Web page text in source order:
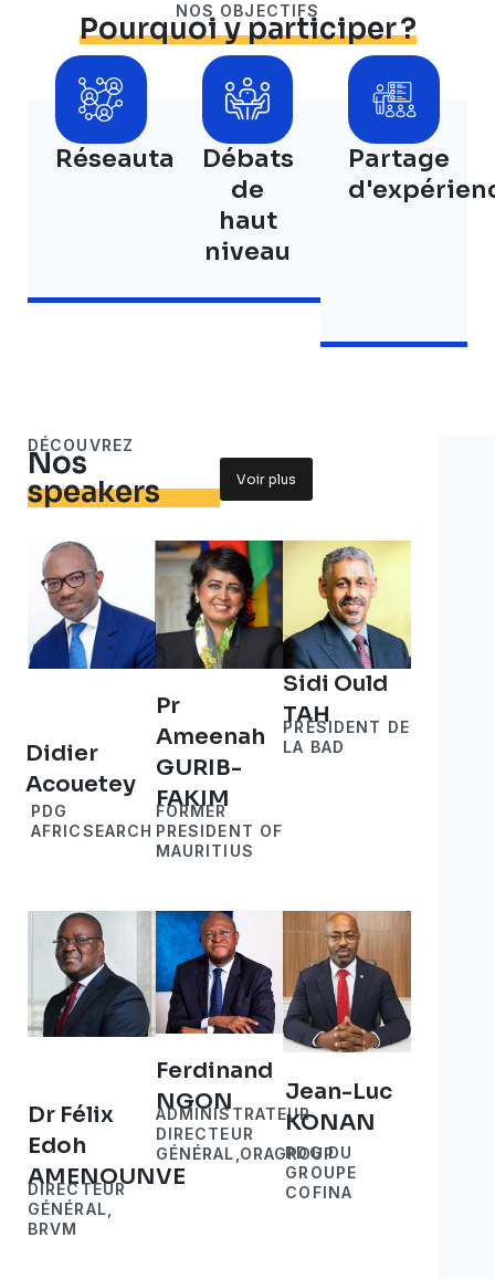
NOS OBJECTIFS
Pourquoi y participer ?
RéseautageDébats
de
haut
niveau
Partage
DÉCOUVREZ
Nos
speakers Voir plus
Didier
Acouetey
PDG
AFRICSEARCH
Pr
Ameenah
GURIB-
FAKIM
FORMER
PRESIDENT OF
MAURITIUS
Sidi Ould
TAH
PRÉSIDENT DE
LA BAD
Dr Félix
Edoh
AMENOUNVE
DIRECTEUR
GÉNÉRAL,
BRVM
Ferdinand
NGON
ADMINISTRATEUR
DIRECTEUR
GÉNÉRAL,ORAGROUP
Jean-Luc
KONAN
PDG DU
GROUPE
COFINA